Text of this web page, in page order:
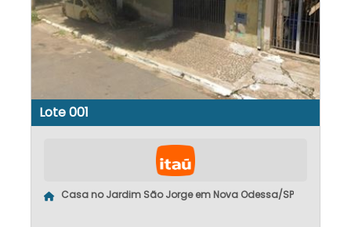
Lote 001
Casa no Jardim São Jorge em Nova Odessa/SP